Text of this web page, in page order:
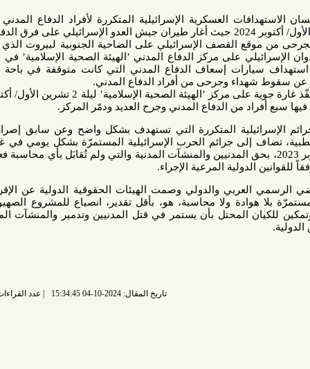
العسكرية الإسرائيلية المتكررة لأفراد الدفاع المدني في لبنان
والتي كان آخرها اليوم 4 تشرين الأول/ أكتوبر 2024 حيث أغار طيران جيش العدو الإسرائيلي على فرق الدفاع المدني
موقع القصف الإسرائيلي على الضاحية الجنوبية لبيروت الذي حصل في
على مركز الدفاع المدني ’الهيئة الصحية الإسلامية’ في قرية خربة
إسعاف الدفاع المدني التي كانت متوقفة في باحة مستشفى
وجرحى من أفراد الدفاع المدني.
وكان جيش العدو الإسرائيلي قد نفّذ غارة جوية على مركز ’الهيئة الصحية الإسلامية’ ليلة 2 تشرين الأول/ أكتوبر 2024،
من الدفاع المدني وجرح العديد ودمّر المركز.
المتكررة التي تستهدف بشكل واضح وعن سابق إصرار وتصميم
إلى جرائم الحرب الإسرائيلية المستمرّة بشكل يومي في غزة ولبنان
من تشرين الأول/ أكتوبر 2023، بحق المدنيين والمنشآت المدنية والتي ولم تُقابَل بأي محاسبة فعلية رادعة
المرعية الإجراء.
والدولي وصمت الهيئات الحقوقية الدولية عن الإقرار بجرائم
ولا محاسبة، هو، بأقل تقدير، انصياع للمشروع الصهيوني بإبادة
المحتل بأن يستمر في قتل المدنيين وتدمير والمنشآت المدنية وفي
عدد القراءات: 2346 قراءة |